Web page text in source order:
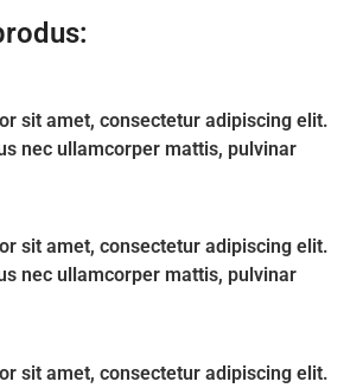
sit amet, consectetur adipiscing elit.
nec ullamcorper mattis, pulvinar
sit amet, consectetur adipiscing elit.
nec ullamcorper mattis, pulvinar
sit amet, consectetur adipiscing elit.